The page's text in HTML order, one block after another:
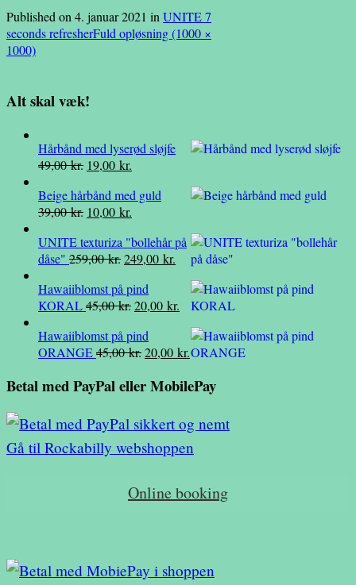
Published on 4. januar 2021 in UNITE 7
seconds refresherFuld opløsning (1000 ×
1000)
Alt skal væk!
Hårbånd med lyserød sløjfe
49,00kr. Den
pris
var:
19,00 kr.
pris
er:
Beige hårbånd med guld
39,00kr. Den
pris
var:
10,00 kr.
pris
er:
UNITE texturiza "bollehår på
dåse" 259,00kr.Den
pris
var:
249,00 kr. Den
pris
er:
249,00 kr..
Hawaiiblomst på pind
KORAL45,00kr.Den
pris
var:
20,00 kr. Den
pris
er:
Hawaiiblomst på pind
ORANGE45,00kr.Den
pris
45,00 kr..
20,00 kr.Den
pris
20,00 kr..
Betal med PayPal eller MobilePay
Gå til Rockabilly webshoppen
Online booking